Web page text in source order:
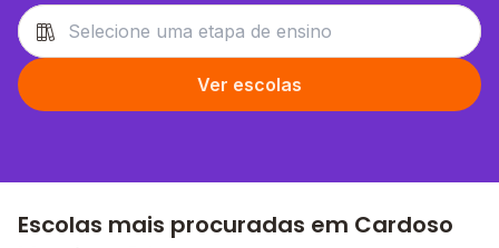
Ver escolas
Escolas mais procuradas em Cardoso